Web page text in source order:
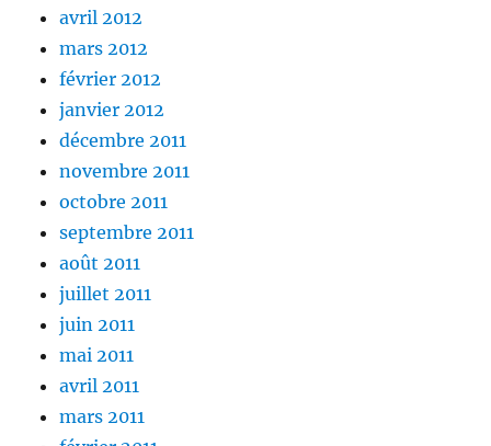
avril 2012
mars 2012
février 2012
janvier 2012
décembre 2011
novembre 2011
octobre 2011
septembre 2011
août 2011
juillet 2011
juin 2011
mai 2011
avril 2011
mars 2011